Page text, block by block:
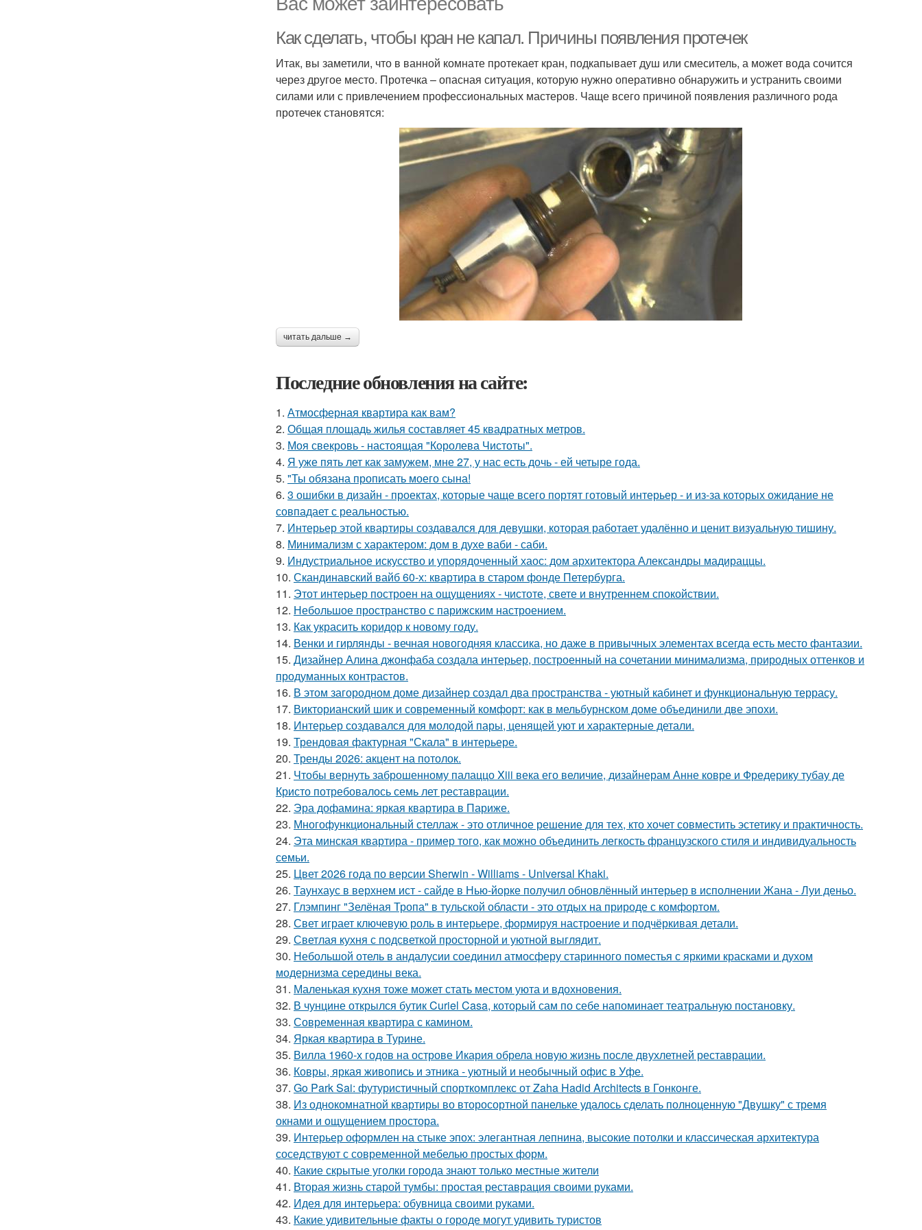
Как сделать, чтобы кран не капал. Причины появления протечек
Итак, вы заметили, что в ванной комнате протекает кран, подкапывает душ или смеситель, а может вода сочится
через другое место. Протечка – опасная ситуация, которую нужно оперативно обнаружить и устранить своими
силами или с привлечением профессиональных мастеров. Чаще всего причиной появления различного рода
протечек становятся:
читать дальше →
Последние обновления на сайте:
1. Атмосферная квартира как вам?
2. Общая площадь жилья составляет 45 квадратных метров.
3. Моя свекровь - настоящая "Королева Чистоты".
4. Я уже пять лет как замужем, мне 27, у нас есть дочь - ей четыре года.
5. "Ты обязана прописать моего сына!
6. 3 ошибки в дизайн - проектах, которые чаще всего портят готовый интерьер - и из-за которых ожидание не
совпадает с реальностью.
7. Интерьер этой квартиры создавался для девушки, которая работает удалённо и ценит визуальную тишину.
8. Минимализм с характером: дом в духе ваби - саби.
9. Индустриальное искусство и упорядоченный хаос: дом архитектора Александры мадираццы.
10. Скандинавский вайб 60-х: квартира в старом фонде Петербурга.
11. Этот интерьер построен на ощущениях - чистоте, свете и внутреннем спокойствии.
12. Небольшое пространство с парижским настроением.
13. Как украсить коридор к новому году.
14. Венки и гирлянды - вечная новогодняя классика, но даже в привычных элементах всегда есть место фантазии.
15. Дизайнер Алина джонфаба создала интерьер, построенный на сочетании минимализма, природных оттенков и
продуманных контрастов.
16. В этом загородном доме дизайнер создал два пространства - уютный кабинет и функциональную террасу.
17. Викторианский шик и современный комфорт: как в мельбурнском доме объединили две эпохи.
18. Интерьер создавался для молодой пары, ценящей уют и характерные детали.
19. Трендовая фактурная "Скала" в интерьере.
20. Тренды 2026: акцент на потолок.
21. Чтобы вернуть заброшенному палаццо Xiii века его величие, дизайнерам Анне ковре и Фредерику тубау де
Кристо потребовалось семь лет реставрации.
22. Эра дофамина: яркая квартира в Париже.
23. Многофункциональный стеллаж - это отличное решение для тех, кто хочет совместить эстетику и практичность.
24. Эта минская квартира - пример того, как можно объединить легкость французского стиля и индивидуальность
семьи.
25. Цвет 2026 года по версии Sherwin - Williams - Universal Khaki.
26. Таунхаус в верхнем ист - сайде в Нью-йорке получил обновлённый интерьер в исполнении Жана - Луи деньо.
27. Глэмпинг "Зелёная Тропа" в тульской области - это отдых на природе с комфортом.
28. Свет играет ключевую роль в интерьере, формируя настроение и подчёркивая детали.
29. Светлая кухня с подсветкой просторной и уютной выглядит.
30. Небольшой отель в андалусии соединил атмосферу старинного поместья с яркими красками и духом
модернизма середины века.
31. Маленькая кухня тоже может стать местом уюта и вдохновения.
32. В чунцине открылся бутик Curiel Casa, который сам по себе напоминает театральную постановку.
33. Современная квартира с камином.
34. Яркая квартира в Турине.
35. Вилла 1960-х годов на острове Икария обрела новую жизнь после двухлетней реставрации.
36. Ковры, яркая живопись и этника - уютный и необычный офис в Уфе.
37. Go Park Sai: футуристичный спорткомплекс от Zaha Hadid Architects в Гонконге.
38. Из однокомнатной квартиры во второсортной панельке удалось сделать полноценную "Двушку" с тремя
окнами и ощущением простора.
39. Интерьер оформлен на стыке эпох: элегантная лепнина, высокие потолки и классическая архитектура
соседствуют с современной мебелью простых форм.
40. Какие скрытые уголки города знают только местные жители
41. Вторая жизнь старой тумбы: простая реставрация своими руками.
42. Идея для интерьера: обувница своими руками.
43. Какие удивительные факты о городе могут удивить туристов